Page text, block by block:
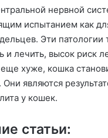
нервной
испытанием как
Эти патологии
и лечить, высок риск
хуже, кошка
Они являются
у кошек.
статьи: